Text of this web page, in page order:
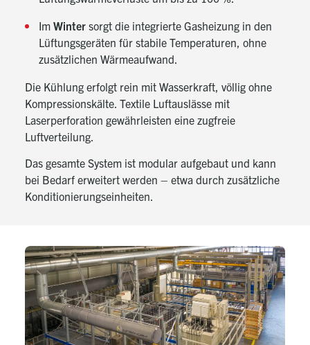
Im Winter sorgt die integrierte Gasheizung in den
Lüftungsgeräten für stabile Temperaturen, ohne
zusätzlichen Wärmeaufwand.
Die Kühlung erfolgt rein mit Wasserkraft, völlig ohne
Kompressionskälte. Textile Luftauslässe mit
Laserperforation gewährleisten eine zugfreie
Luftverteilung.
Das gesamte System ist modular aufgebaut und kann
bei Bedarf erweitert werden – etwa durch zusätzliche
Konditionierungseinheiten.